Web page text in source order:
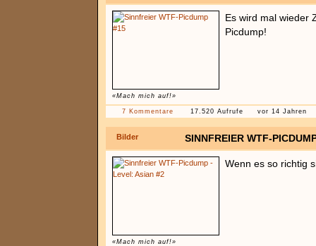
«Mach mich auf!»
Es wird mal wieder
Picdump!
7 Kommentare 17.520 Aufrufe vor 14 Jahren
Bilder SINNFREIER WTF-
«Mach mich auf!»
Wenn es so richtig